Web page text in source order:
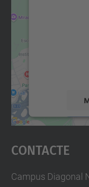
powered
Contacte
Campus Diagonal